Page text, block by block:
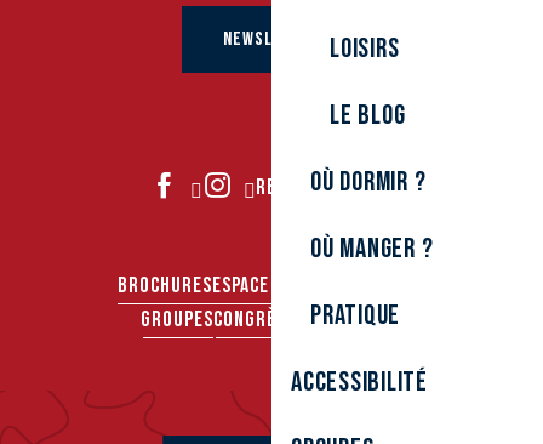
Loisirs
Le Blog
Où dormir ?
Où manger ?
Pratique
Accessibilité
NEWSLETTER
REJOIGNEZ-NOUS
BROCHURESESPACE PRO
GROUPESCONGRÈS & SÉMINAIRES